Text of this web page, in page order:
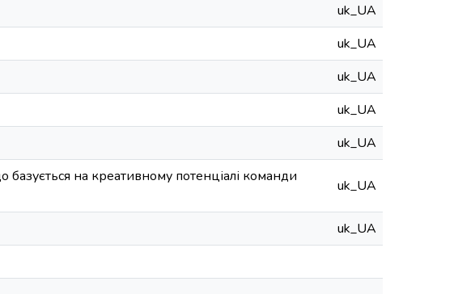
uk_UA
uk_UA
uk_UA
uk_UA
uk_UA
на креативному потенціалі команди
uk_UA
uk_UA